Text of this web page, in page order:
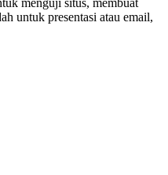
menguji situs, membuat
untuk presentasi atau email,